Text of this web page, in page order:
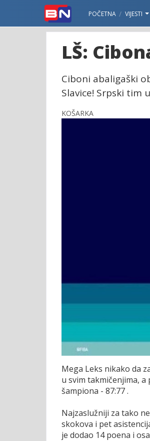
POČETNA VIJESTI
LŠ:
Ciboni abaligaški
Slavice! Srpski tim
KOŠARKA
Mega Leks nikako da
u svim takmičenjima,
šampiona - 87:77 .
Najzaslužniji za tako
skokova i pet
je dodao 14 poena i